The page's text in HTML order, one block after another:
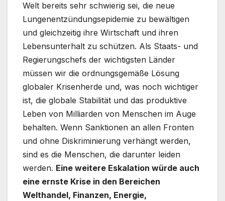
Welt bereits sehr schwierig sei, die neue
Lungenentzündungsepidemie zu bewältigen
und gleichzeitig ihre Wirtschaft und ihren
Lebensunterhalt zu schützen. Als Staats- und
Regierungschefs der wichtigsten Länder
müssen wir die ordnungsgemäße Lösung
globaler Krisenherde und, was noch wichtiger
ist, die globale Stabilität und das produktive
Leben von Milliarden von Menschen im Auge
behalten. Wenn Sanktionen an allen Fronten
und ohne Diskriminierung verhängt werden,
sind es die Menschen, die darunter leiden
werden. Eine weitere Eskalation würde auch
eine ernste Krise in den Bereichen
Welthandel, Finanzen, Energie,